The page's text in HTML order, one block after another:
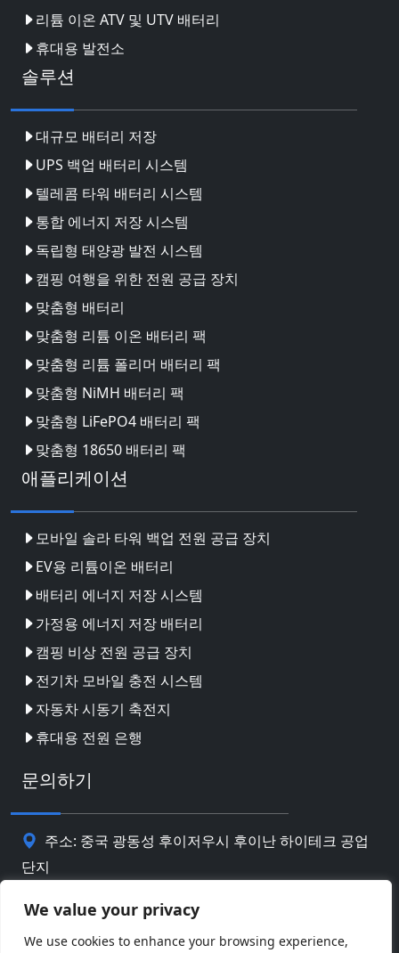
We value your privacy
We use cookies to enhance your browsing experience,
리튬 이온 ATV 및 UTV 배터리
휴대용 발전소
솔루션
대규모 배터리 저장
UPS 백업 배터리 시스템
텔레콤 타워 배터리 시스템
통합 에너지 저장 시스템
독립형 태양광 발전 시스템
캠핑 여행을 위한 전원 공급 장치
맞춤형 배터리
맞춤형 리튬 이온 배터리 팩
맞춤형 리튬 폴리머 배터리 팩
맞춤형 NiMH 배터리 팩
맞춤형 LiFePO4 배터리 팩
맞춤형 18650 배터리 팩
애플리케이션
모바일 솔라 타워 백업 전원 공급 장치
EV용 리튬이온 배터리
배터리 에너지 저장 시스템
가정용 에너지 저장 배터리
캠핑 비상 전원 공급 장치
전기차 모바일 충전 시스템
자동차 시동기 축전지
휴대용 전원 은행
문의하기
주소: 중국 광동성 후이저우시 후이난 하이테크 공업
단지
핸드폰: 0086-18169936698
Email:info@jbbatterychina.com